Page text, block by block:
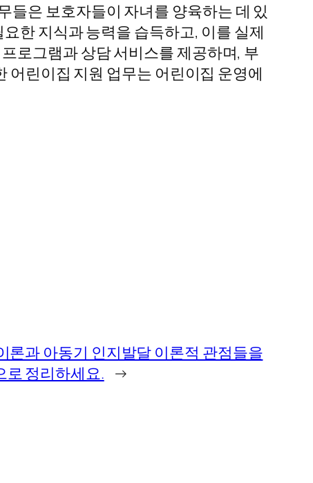
들은 보호자들이 자녀를 양육하는 데 있
한 지식과 능력을 습득하고, 이를 실제
로그램과 상담 서비스를 제공하며, 부
어린이집 지원 업무는 어린이집 운영에
론과 아동기 인지발달 이론적 관점들을
로 정리하세요. →